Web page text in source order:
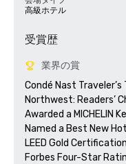
高級ホテル
受賞歴
業界の賞
Condé Nast
Northwest: Readers’
Awarded a MICHELIN
Named a Best New
LEED Gold Certification
Forbes Four-Star